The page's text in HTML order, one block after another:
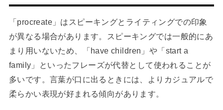
「procreate」はスピーキングとライティングでの印象
が異なる場合があります。スピーキングでは一般的にあ
まり用いないため、「have children」や「start a
family」といったフレーズが代替として使われることが
多いです。言葉が口に出るときには、よりカジュアルで
柔らかい表現が好まれる傾向があります。